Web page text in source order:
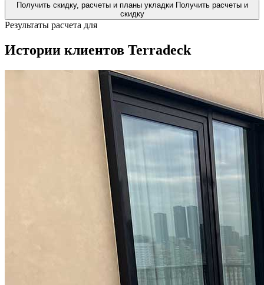
Получить скидку, расчеты и планы укладки Получить расчеты и
скидку
Результаты расчета для
Истории клиентов Terradeck